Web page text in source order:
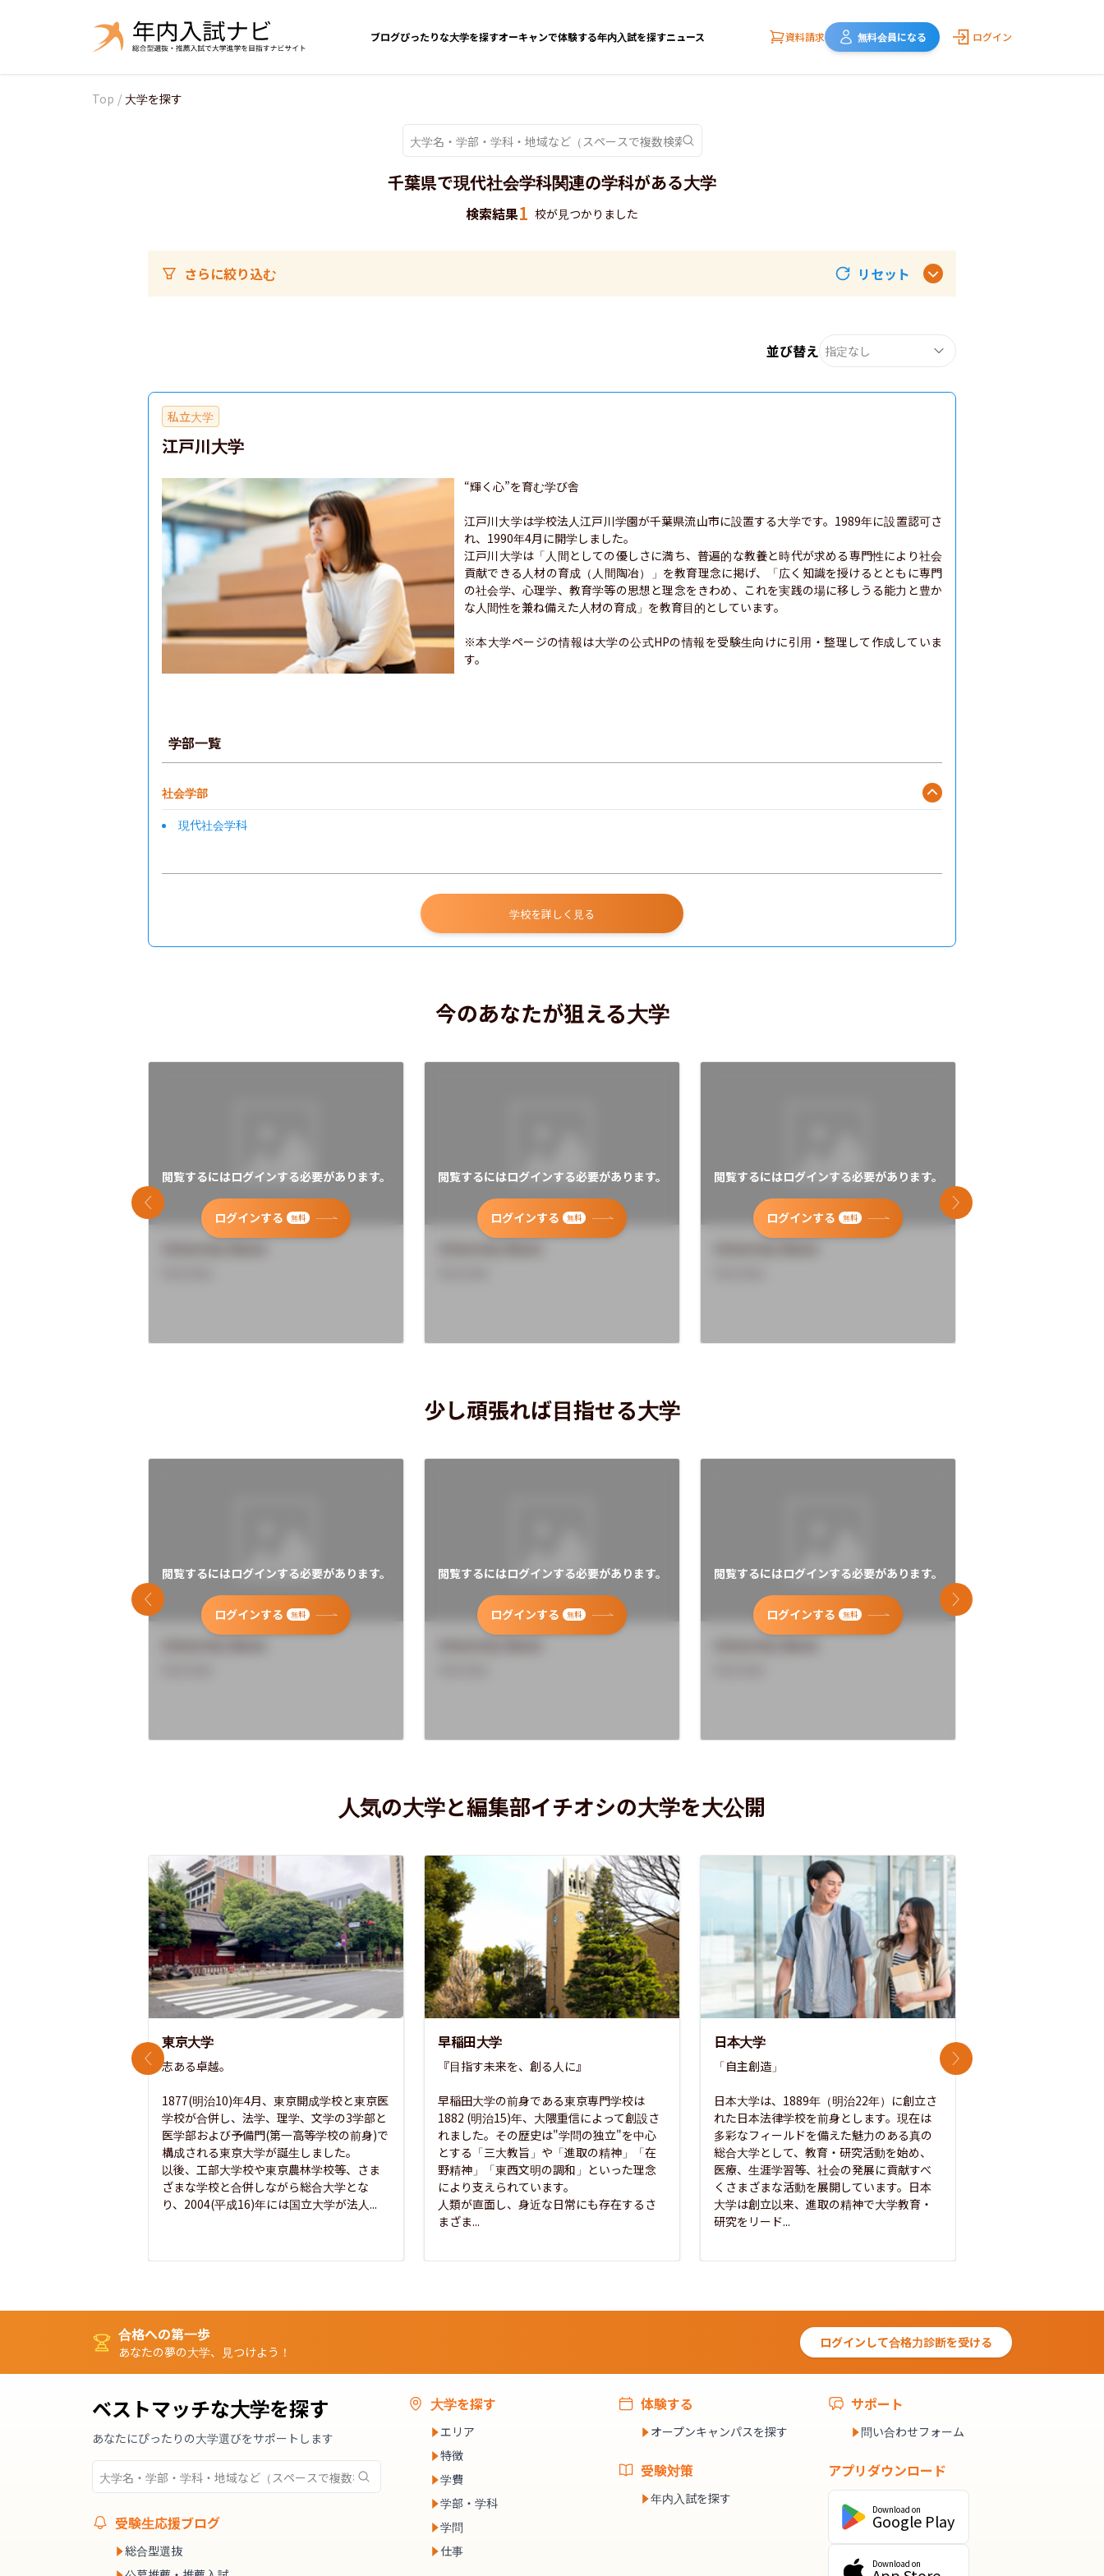
ブログぴったりな大学を探すオーキャンで体験する年内入試を探すニュース 資料請求 無料会員になる ログイン
Top / 大学を探す
千葉県で現代社会学科関連の学科がある大学
検索結果1 校が見つかりました
さらに絞り込む リセット
並び替え 指定なし
私立大学
江戸川大学
“輝く心”を育む学び舎
江戸川大学は学校法人江戸川学園が千葉県流山市に設置する大学です。1989年に設置認可さ
れ、1990年4月に開学しました。
江戸川大学は「人間としての優しさに満ち、普遍的な教養と時代が求める専門性により社会
貢献できる人材の育成（人間陶冶）」を教育理念に掲げ、「広く知識を授けるとともに専門
の社会学、心理学、教育学等の思想と理念をきわめ、これを実践の場に移しうる能力と豊か
な人間性を兼ね備えた人材の育成」を教育目的としています。
※本大学ページの情報は大学の公式HPの情報を受験生向けに引用・整理して作成していま
す。
学部一覧
社会学部
現代社会学科
学校を詳しく見る
今のあなたが狙える大学
閲覧するにはログインする必要があります。
ログインする 無料
閲覧するにはログインする必要があります。
ログインする 無料
閲覧するにはログインする必要があります。
ログインする 無料
前のスライド 次のスライド
少し頑張れば目指せる大学
閲覧するにはログインする必要があります。
ログインする 無料
閲覧するにはログインする必要があります。
ログインする 無料
閲覧するにはログインする必要があります。
ログインする 無料
前のスライド 次のスライド
人気の大学と編集部イチオシの大学を大公開
東京大学
志ある卓越。
1877(明治10)年4月、東京開成学校と東京医
学校が合併し、法学、理学、文学の3学部と
医学部および予備門(第一高等学校の前身)で
構成される東京大学が誕生しました。
以後、工部大学校や東京農林学校等、さま
ざまな学校と合併しながら総合大学とな
り、2004(平成16)年には国立大学が法人...
早稲田大学
『目指す未来を、創る人に』
早稲田大学の前身である東京専門学校は
1882 (明治15)年、大隈重信によって創設さ
れました。その歴史は"学問の独立"を中心
とする「三大教旨」や「進取の精神」「在
野精神」「東西文明の調和」といった理念
により支えられています。
人類が直面し、身近な日常にも存在するさ
まざま...
日本大学
「自主創造」
日本大学は、1889年（明治22年）に創立さ
れた日本法律学校を前身とします。現在は
多彩なフィールドを備えた魅力のある真の
総合大学として、教育・研究活動を始め、
医療、生涯学習等、社会の発展に貢献すべ
くさまざまな活動を展開しています。日本
大学は創立以来、進取の精神で大学教育・
研究をリード...
前のスライド 次のスライド
合格への第一歩
あなたの夢の大学、見つけよう！
ログインして合格力診断を受ける
ベストマッチな大学を探す
あなたにぴったりの大学選びをサポートします
受験生応援ブログ
総合型選抜
大学を探す
エリア
特徴
学費
学部・学科
学問
仕事
体験する
オープンキャンパスを探す
受験対策
年内入試を探す
サポート
問い合わせフォーム
アプリダウンロード
Download on
Google Play
Download on